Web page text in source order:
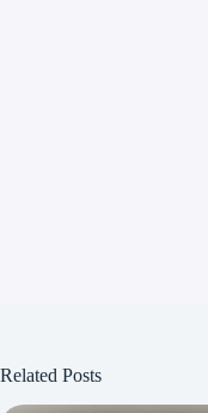
Related Posts